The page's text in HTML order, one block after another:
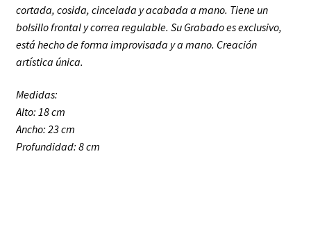
cortada, cosida, cincelada y acabada a mano. Tiene un
bolsillo frontal y correa regulable. Su Grabado es exclusivo,
está hecho de forma improvisada y a mano. Creación
artística única.
Medidas:
Alto: 18 cm
Ancho: 23 cm
Profundidad: 8 cm